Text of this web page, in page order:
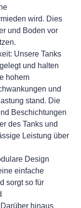
wird. Dies
und Boden vor
Unsere Tanks
und halten
hohem
und
stand. Die
Beschichtungen
des Tanks und
Leistung über
Design
einfache
sorgt so für
hinaus